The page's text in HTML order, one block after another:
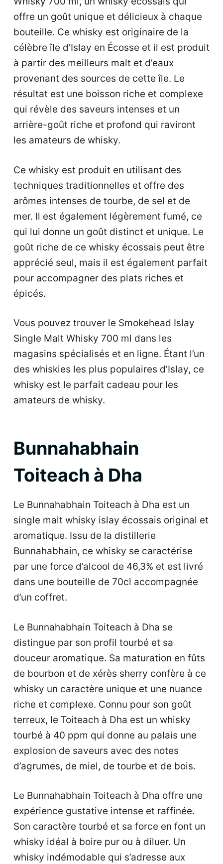
offre un goût unique et délicieux à chaque
bouteille. Ce whisky est originaire de la
célèbre île d’Islay en Écosse et il est produit
à partir des meilleurs malt et d’eaux
provenant des sources de cette île. Le
résultat est une boisson riche et complexe
qui révèle des saveurs intenses et un
arrière-goût riche et profond qui raviront
les amateurs de whisky.
Ce whisky est produit en utilisant des
techniques traditionnelles et offre des
arômes intenses de tourbe, de sel et de
mer. Il est également légèrement fumé, ce
qui lui donne un goût distinct et unique. Le
goût riche de ce whisky écossais peut être
apprécié seul, mais il est également parfait
pour accompagner des plats riches et
épicés.
Vous pouvez trouver le Smokehead Islay
Single Malt Whisky 700 ml dans les
magasins spécialisés et en ligne. Étant l’un
des whiskies les plus populaires d’Islay, ce
whisky est le parfait cadeau pour les
amateurs de whisky.
Bunnahabhain
Toiteach à Dha
Le Bunnahabhain Toiteach à Dha est un
single malt whisky islay écossais original et
aromatique. Issu de la distillerie
Bunnahabhain, ce whisky se caractérise
par une force d’alcool de 46,3% et est livré
dans une bouteille de 70cl accompagnée
d’un coffret.
Le Bunnahabhain Toiteach à Dha se
distingue par son profil tourbé et sa
douceur aromatique. Sa maturation en fûts
de bourbon et de xérès sherry confère à ce
whisky un caractère unique et une nuance
riche et complexe. Connu pour son goût
terreux, le Toiteach à Dha est un whisky
tourbé à 40 ppm qui donne au palais une
explosion de saveurs avec des notes
d’agrumes, de miel, de tourbe et de bois.
Le Bunnahabhain Toiteach à Dha offre une
expérience gustative intense et raffinée.
Son caractère tourbé et sa force en font un
whisky idéal à boire pur ou à diluer. Un
whisky indémodable qui s’adresse aux